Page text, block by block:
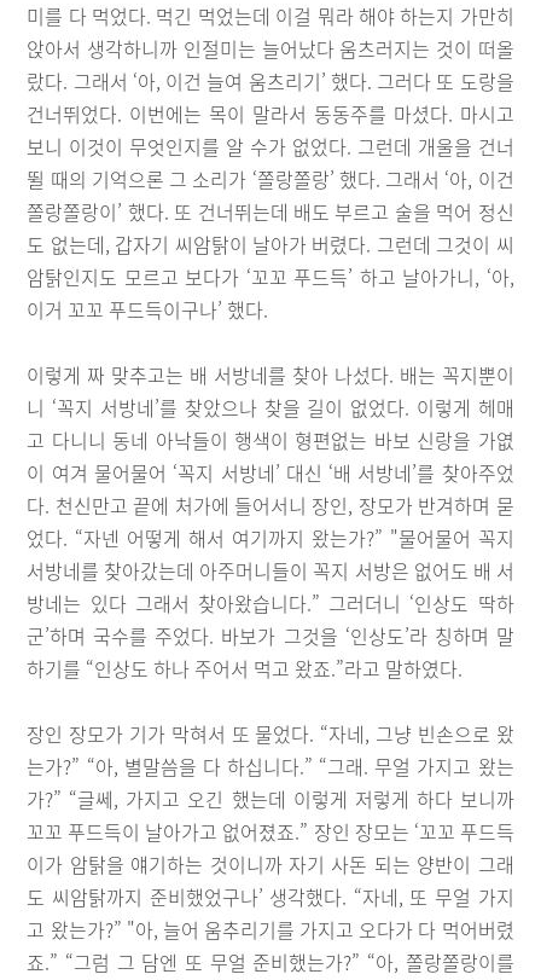
미를 다 먹었다. 먹긴 먹었는데 이걸 뭐라 해야 하는지 가만히
앉아서 생각하니까 인절미는 늘어났다 움츠러지는 것이 떠올
랐다. 그래서 ‘아, 이건 늘여 움츠리기’ 했다. 그러다 또 도랑을
건너뛰었다. 이번에는 목이 말라서 동동주를 마셨다. 마시고
보니 이것이 무엇인지를 알 수가 없었다. 그런데 개울을 건너
뛸 때의 기억으론 그 소리가 ‘쫄랑쫄랑’ 했다. 그래서 ‘아, 이건
쫄랑쫄랑이’ 했다. 또 건너뛰는데 배도 부르고 술을 먹어 정신
도 없는데, 갑자기 씨암탉이 날아가 버렸다. 그런데 그것이 씨
암탉인지도 모르고 보다가 ‘꼬꼬 푸드득’ 하고 날아가니, ‘아,
이거 꼬꼬 푸드득이구나’ 했다.
이렇게 짜 맞추고는 배 서방네를 찾아 나섰다. 배는 꼭지뿐이
니 ‘꼭지 서방네’를 찾았으나 찾을 길이 없었다. 이렇게 헤매
고 다니니 동네 아낙들이 행색이 형편없는 바보 신랑을 가엾
이 여겨 물어물어 ‘꼭지 서방네’ 대신 ‘배 서방네’를 찾아주었
다. 천신만고 끝에 처가에 들어서니 장인, 장모가 반겨하며 묻
었다. “자넨 어떻게 해서 여기까지 왔는가?” "물어물어 꼭지
서방네를 찾아갔는데 아주머니들이 꼭지 서방은 없어도 배 서
방네는 있다 그래서 찾아왔습니다.” 그러더니 ‘인상도 딱하
군’하며 국수를 주었다. 바보가 그것을 ‘인상도’라 칭하며 말
하기를 “인상도 하나 주어서 먹고 왔죠.”라고 말하였다.
장인 장모가 기가 막혀서 또 물었다. “자네, 그냥 빈손으로 왔
는가?” “아, 별말씀을 다 하십니다.” “그래. 무얼 가지고 왔는
가?” “글쎄, 가지고 오긴 했는데 이렇게 저렇게 하다 보니까
꼬꼬 푸드득이 날아가고 없어졌죠.” 장인 장모는 ‘꼬꼬 푸드득
이가 암탉을 얘기하는 것이니까 자기 사돈 되는 양반이 그래
도 씨암탉까지 준비했었구나’ 생각했다. “자네, 또 무얼 가지
고 왔는가?” "아, 늘어 움추리기를 가지고 오다가 다 먹어버렸
죠.” “그럼 그 담엔 또 무얼 준비했는가?” “아, 쫄랑쫄랑이를